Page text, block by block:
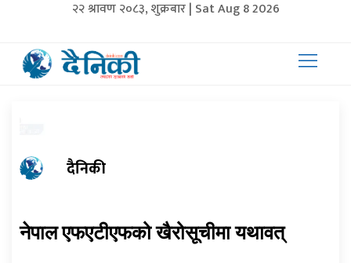
२२ श्रावण २०८३, शुक्रबार | Sat Aug 8 2026
दैनिकी
नेपाल एफएटीएफको खैरोसूचीमा यथावत्